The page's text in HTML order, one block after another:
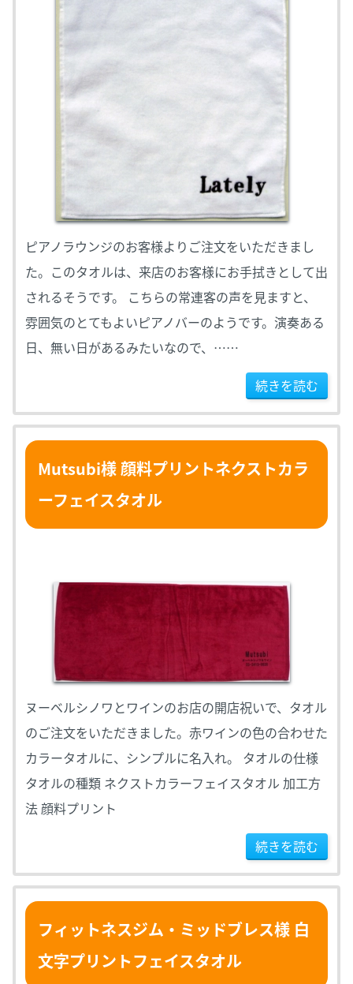
ピアノラウンジのお客様よりご注文をいただきまし
た。このタオルは、来店のお客様にお手拭きとして出
されるそうです。 こちらの常連客の声を見ますと、
雰囲気のとてもよいピアノバーのようです。演奏ある
日、無い日があるみたいなので、……
続きを読む
Mutsubi様 顔料プリントネクストカラ
ーフェイスタオル
ヌーベルシノワとワインのお店の開店祝いで、タオル
のご注文をいただきました。赤ワインの色の合わせた
カラータオルに、シンプルに名入れ。 タオルの仕様
タオルの種類 ネクストカラーフェイスタオル 加工方
法 顔料プリント
続きを読む
フィットネスジム・ミッドブレス様 白
文字プリントフェイスタオル